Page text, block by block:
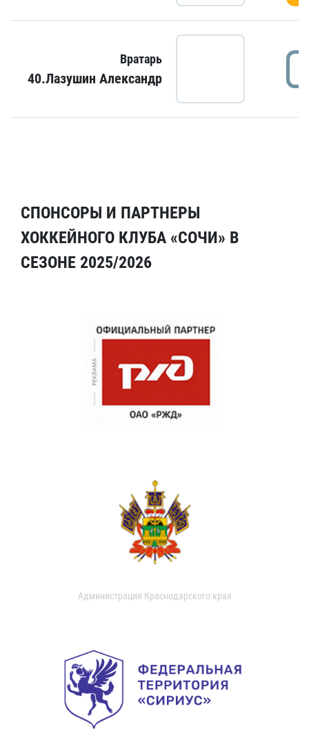
Вратарь
40.Лазушин Александр
СПОНСОРЫ И ПАРТНЕРЫ
ХОККЕЙНОГО КЛУБА «СОЧИ» В
СЕЗОНЕ 2025/2026
Администрация Краснодарского края